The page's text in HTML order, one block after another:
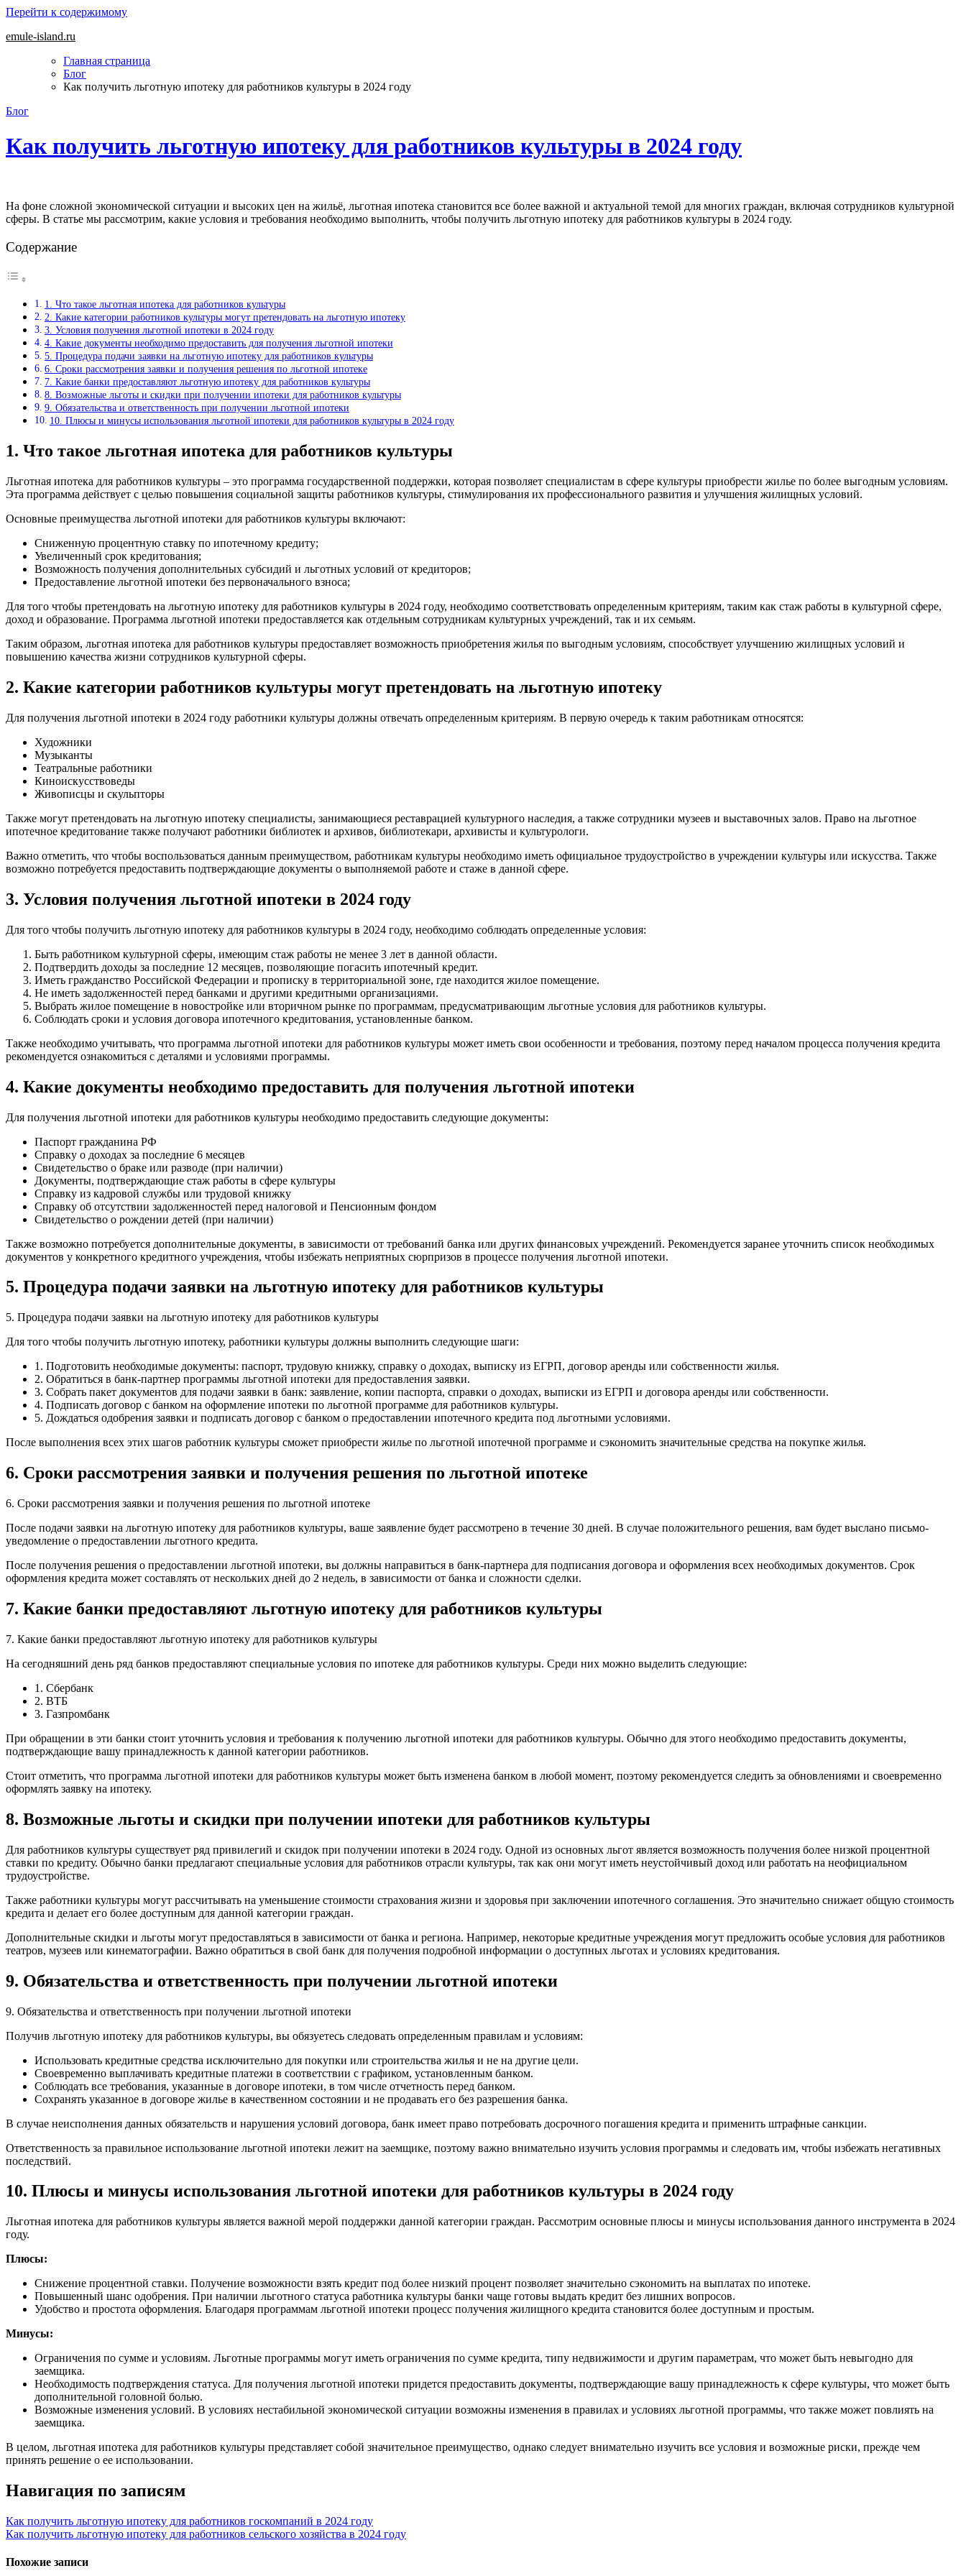
Перейти к содержимому
emule-island.ru
Главная страница
Блог
Как получить льготную ипотеку для работников культуры в 2024 году
Блог
Как получить льготную ипотеку для работников культуры в 2024 году
На фоне сложной экономической ситуации и высоких цен на жильё, льготная ипотека становится все более важной и актуальной темой для многих граждан, включая сотрудников культурной
сферы. В статье мы рассмотрим, какие условия и требования необходимо выполнить, чтобы получить льготную ипотеку для работников культуры в 2024 году.
Содержание
1. Что такое льготная ипотека для работников культуры
2. Какие категории работников культуры могут претендовать на льготную ипотеку
3. Условия получения льготной ипотеки в 2024 году
4. Какие документы необходимо предоставить для получения льготной ипотеки
5. Процедура подачи заявки на льготную ипотеку для работников культуры
6. Сроки рассмотрения заявки и получения решения по льготной ипотеке
7. Какие банки предоставляют льготную ипотеку для работников культуры
8. Возможные льготы и скидки при получении ипотеки для работников культуры
9. Обязательства и ответственность при получении льготной ипотеки
10. Плюсы и минусы использования льготной ипотеки для работников культуры в 2024 году
1. Что такое льготная ипотека для работников культуры
Льготная ипотека для работников культуры – это программа государственной поддержки, которая позволяет специалистам в сфере культуры приобрести жилье по более выгодным условиям.
Эта программа действует с целью повышения социальной защиты работников культуры, стимулирования их профессионального развития и улучшения жилищных условий.
Основные преимущества льготной ипотеки для работников культуры включают:
Сниженную процентную ставку по ипотечному кредиту;
Увеличенный срок кредитования;
Возможность получения дополнительных субсидий и льготных условий от кредиторов;
Предоставление льготной ипотеки без первоначального взноса;
Для того чтобы претендовать на льготную ипотеку для работников культуры в 2024 году, необходимо соответствовать определенным критериям, таким как стаж работы в культурной сфере,
доход и образование. Программа льготной ипотеки предоставляется как отдельным сотрудникам культурных учреждений, так и их семьям.
Таким образом, льготная ипотека для работников культуры предоставляет возможность приобретения жилья по выгодным условиям, способствует улучшению жилищных условий и
повышению качества жизни сотрудников культурной сферы.
2. Какие категории работников культуры могут претендовать на льготную ипотеку
Для получения льготной ипотеки в 2024 году работники культуры должны отвечать определенным критериям. В первую очередь к таким работникам относятся:
Художники
Музыканты
Театральные работники
Киноискусствоведы
Живописцы и скульпторы
Также могут претендовать на льготную ипотеку специалисты, занимающиеся реставрацией культурного наследия, а также сотрудники музеев и выставочных залов. Право на льготное
ипотечное кредитование также получают работники библиотек и архивов, библиотекари, архивисты и культурологи.
Важно отметить, что чтобы воспользоваться данным преимуществом, работникам культуры необходимо иметь официальное трудоустройство в учреждении культуры или искусства. Также
возможно потребуется предоставить подтверждающие документы о выполняемой работе и стаже в данной сфере.
3. Условия получения льготной ипотеки в 2024 году
Для того чтобы получить льготную ипотеку для работников культуры в 2024 году, необходимо соблюдать определенные условия:
Быть работником культурной сферы, имеющим стаж работы не менее 3 лет в данной области.
Подтвердить доходы за последние 12 месяцев, позволяющие погасить ипотечный кредит.
Иметь гражданство Российской Федерации и прописку в территориальной зоне, где находится жилое помещение.
Не иметь задолженностей перед банками и другими кредитными организациями.
Выбрать жилое помещение в новостройке или вторичном рынке по программам, предусматривающим льготные условия для работников культуры.
Соблюдать сроки и условия договора ипотечного кредитования, установленные банком.
Также необходимо учитывать, что программа льготной ипотеки для работников культуры может иметь свои особенности и требования, поэтому перед началом процесса получения кредита
рекомендуется ознакомиться с деталями и условиями программы.
4. Какие документы необходимо предоставить для получения льготной ипотеки
Для получения льготной ипотеки для работников культуры необходимо предоставить следующие документы:
Паспорт гражданина РФ
Справку о доходах за последние 6 месяцев
Свидетельство о браке или разводе (при наличии)
Документы, подтверждающие стаж работы в сфере культуры
Справку из кадровой службы или трудовой книжку
Справку об отсутствии задолженностей перед налоговой и Пенсионным фондом
Свидетельство о рождении детей (при наличии)
Также возможно потребуется дополнительные документы, в зависимости от требований банка или других финансовых учреждений. Рекомендуется заранее уточнить список необходимых
документов у конкретного кредитного учреждения, чтобы избежать неприятных сюрпризов в процессе получения льготной ипотеки.
5. Процедура подачи заявки на льготную ипотеку для работников культуры
5. Процедура подачи заявки на льготную ипотеку для работников культуры
Для того чтобы получить льготную ипотеку, работники культуры должны выполнить следующие шаги:
1. Подготовить необходимые документы: паспорт, трудовую книжку, справку о доходах, выписку из ЕГРП, договор аренды или собственности жилья.
2. Обратиться в банк-партнер программы льготной ипотеки для предоставления заявки.
3. Собрать пакет документов для подачи заявки в банк: заявление, копии паспорта, справки о доходах, выписки из ЕГРП и договора аренды или собственности.
4. Подписать договор с банком на оформление ипотеки по льготной программе для работников культуры.
5. Дождаться одобрения заявки и подписать договор с банком о предоставлении ипотечного кредита под льготными условиями.
После выполнения всех этих шагов работник культуры сможет приобрести жилье по льготной ипотечной программе и сэкономить значительные средства на покупке жилья.
6. Сроки рассмотрения заявки и получения решения по льготной ипотеке
6. Сроки рассмотрения заявки и получения решения по льготной ипотеке
После подачи заявки на льготную ипотеку для работников культуры, ваше заявление будет рассмотрено в течение 30 дней. В случае положительного решения, вам будет выслано письмо-
уведомление о предоставлении льготного кредита.
После получения решения о предоставлении льготной ипотеки, вы должны направиться в банк-партнера для подписания договора и оформления всех необходимых документов. Срок
оформления кредита может составлять от нескольких дней до 2 недель, в зависимости от банка и сложности сделки.
7. Какие банки предоставляют льготную ипотеку для работников культуры
7. Какие банки предоставляют льготную ипотеку для работников культуры
На сегодняшний день ряд банков предоставляют специальные условия по ипотеке для работников культуры. Среди них можно выделить следующие:
1. Сбербанк
2. ВТБ
3. Газпромбанк
При обращении в эти банки стоит уточнить условия и требования к получению льготной ипотеки для работников культуры. Обычно для этого необходимо предоставить документы,
подтверждающие вашу принадлежность к данной категории работников.
Стоит отметить, что программа льготной ипотеки для работников культуры может быть изменена банком в любой момент, поэтому рекомендуется следить за обновлениями и своевременно
оформлять заявку на ипотеку.
8. Возможные льготы и скидки при получении ипотеки для работников культуры
Для работников культуры существует ряд привилегий и скидок при получении ипотеки в 2024 году. Одной из основных льгот является возможность получения более низкой процентной
ставки по кредиту. Обычно банки предлагают специальные условия для работников отрасли культуры, так как они могут иметь неустойчивый доход или работать на неофициальном
трудоустройстве.
Также работники культуры могут рассчитывать на уменьшение стоимости страхования жизни и здоровья при заключении ипотечного соглашения. Это значительно снижает общую стоимость
кредита и делает его более доступным для данной категории граждан.
Дополнительные скидки и льготы могут предоставляться в зависимости от банка и региона. Например, некоторые кредитные учреждения могут предложить особые условия для работников
театров, музеев или кинематографии. Важно обратиться в свой банк для получения подробной информации о доступных льготах и условиях кредитования.
9. Обязательства и ответственность при получении льготной ипотеки
9. Обязательства и ответственность при получении льготной ипотеки
Получив льготную ипотеку для работников культуры, вы обязуетесь следовать определенным правилам и условиям:
Использовать кредитные средства исключительно для покупки или строительства жилья и не на другие цели.
Своевременно выплачивать кредитные платежи в соответствии с графиком, установленным банком.
Соблюдать все требования, указанные в договоре ипотеки, в том числе отчетность перед банком.
Сохранять указанное в договоре жилье в качественном состоянии и не продавать его без разрешения банка.
В случае неисполнения данных обязательств и нарушения условий договора, банк имеет право потребовать досрочного погашения кредита и применить штрафные санкции.
Ответственность за правильное использование льготной ипотеки лежит на заемщике, поэтому важно внимательно изучить условия программы и следовать им, чтобы избежать негативных
последствий.
10. Плюсы и минусы использования льготной ипотеки для работников культуры в 2024 году
Льготная ипотека для работников культуры является важной мерой поддержки данной категории граждан. Рассмотрим основные плюсы и минусы использования данного инструмента в 2024
году.
Плюсы:
Снижение процентной ставки. Получение возможности взять кредит под более низкий процент позволяет значительно сэкономить на выплатах по ипотеке.
Повышенный шанс одобрения. При наличии льготного статуса работника культуры банки чаще готовы выдать кредит без лишних вопросов.
Удобство и простота оформления. Благодаря программам льготной ипотеки процесс получения жилищного кредита становится более доступным и простым.
Минусы:
Ограничения по сумме и условиям. Льготные программы могут иметь ограничения по сумме кредита, типу недвижимости и другим параметрам, что может быть невыгодно для
заемщика.
Необходимость подтверждения статуса. Для получения льготной ипотеки придется предоставить документы, подтверждающие вашу принадлежность к сфере культуры, что может быть
дополнительной головной болью.
Возможные изменения условий. В условиях нестабильной экономической ситуации возможны изменения в правилах и условиях льготной программы, что также может повлиять на
заемщика.
В целом, льготная ипотека для работников культуры представляет собой значительное преимущество, однако следует внимательно изучить все условия и возможные риски, прежде чем
принять решение о ее использовании.
Навигация по записям
Как получить льготную ипотеку для работников госкомпаний в 2024 году
Как получить льготную ипотеку для работников сельского хозяйства в 2024 году
Похожие записи